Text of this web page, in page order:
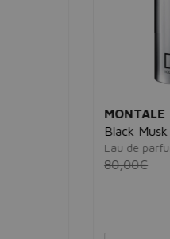
MONTALE
Black Musk
Eau de parfum
80,00€